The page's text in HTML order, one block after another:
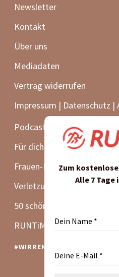
Newsletter
Kontakt
Über uns
Mediadaten
Vertrag widerrufen
Impressum | Datenschutz |
Podcast
Für dich getestet
Frauen-Lauf-Special
Verletzungsprävention
50 schöne Laufevents
RUNTiMES Edition
#WIRRENNENWEITER
Zum
Alle 7 Tage
Dein Name *
Deine E-Mail *